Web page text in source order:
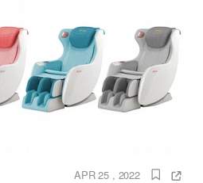
APR 25 , 2022